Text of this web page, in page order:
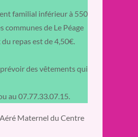
familial inférieur à 550
communes de Le Péage
repas est de 4,50€.
des vêtements qui
au 07.77.33.07.15.
Maternel du Centre